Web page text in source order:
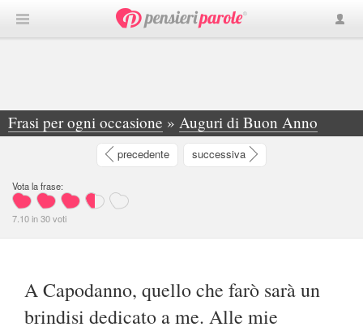
Frasi per ogni occasione » Auguri di Buon Anno
»A Capodanno, quello che farò sarà un brindisi... - Giorgia Stella
precedente successiva
Vota la frase:
7.10in30voti
A Capodanno, quello che farò sarà un
brindisi dedicato a me. Alle mie